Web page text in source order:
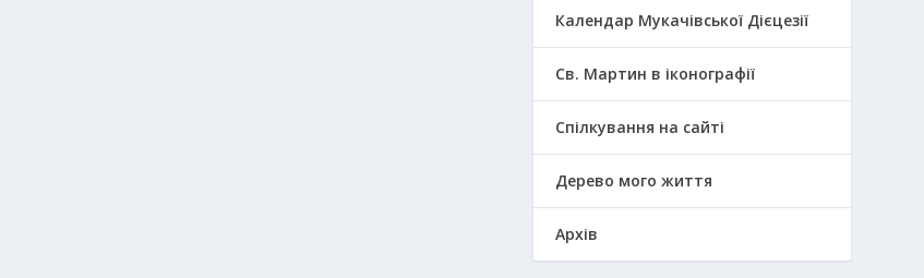
Календар Мукачівської Дієцезії
Св. Мартин в іконографії
Спілкування на сайті
Дерево мого життя
Архів